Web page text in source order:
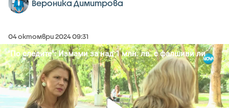
Вероника Димитрова
04 октомври 2024 09:31